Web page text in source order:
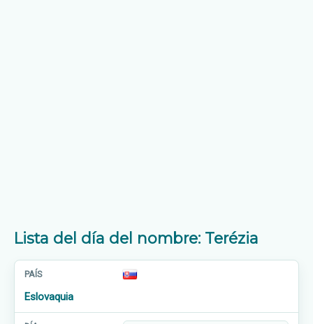
Lista del día del nombre: Terézia
Eslovaquia